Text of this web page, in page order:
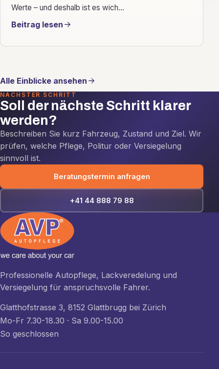
Werte – und deshalb ist es wich...
Beitrag lesen
Alle Einblicke ansehen
NÄCHSTER SCHRITT
Soll der nächste Schritt klarer
werden?
Beschreiben Sie kurz Fahrzeug, Zustand und Ziel. Wir
prüfen, welche Pflege, Politur oder Versiegelung
sinnvoll ist.
Beratungstermin anfragen
+41 44 888 79 88
Professionelle Autopflege, Lackveredelung und
Versiegelung für anspruchsvolle Fahrer.
Glatthofstrasse 3, 8152 Glattbrugg bei Zürich
Mo-Fr 7.30-18.30 · Sa 9.00-15.00
So geschlossen